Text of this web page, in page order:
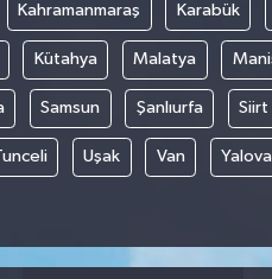
Kahramanmaraş Karabük
Kütahya Malatya
Samsun Şanlıurfa Siirt
Uşak Van Yalova